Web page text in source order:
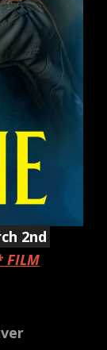
2nd